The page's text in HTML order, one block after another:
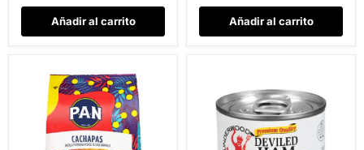
Añadir al carrito Añadir al carrito